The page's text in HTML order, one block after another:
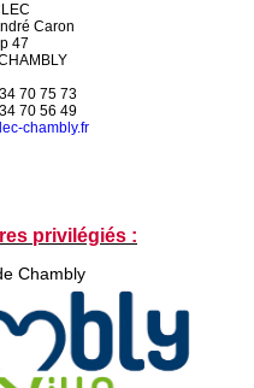
Caron
47
70 75 73
70 56 49
chambly.fr
privilégiés :
Chambly